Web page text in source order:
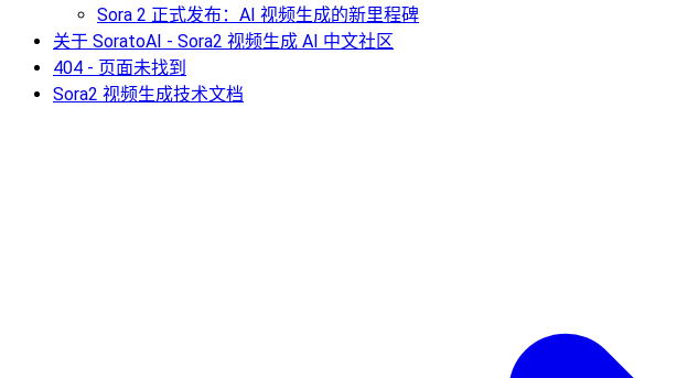
Sora 2 正式发布：AI 视频生成的新里程碑
关于 SoratoAI - Sora2 视频生成 AI 中文社区
404 - 页面未找到
Sora2 视频生成技术文档